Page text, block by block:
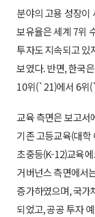
분야의 고용 성장이
보유율은 세계 7위
투자도 지속되고 있
보였다. 반면, 한국
10위(`21)에서 6위
교육 측면은 보고서
기존 고등교육(대학
초중등(K-12)교육
거버넌스 측면에서
증가하였으며, 국
되었고, 공공 투자